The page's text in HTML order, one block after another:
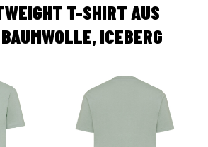
T-SHIRT AUS
ICEBERG